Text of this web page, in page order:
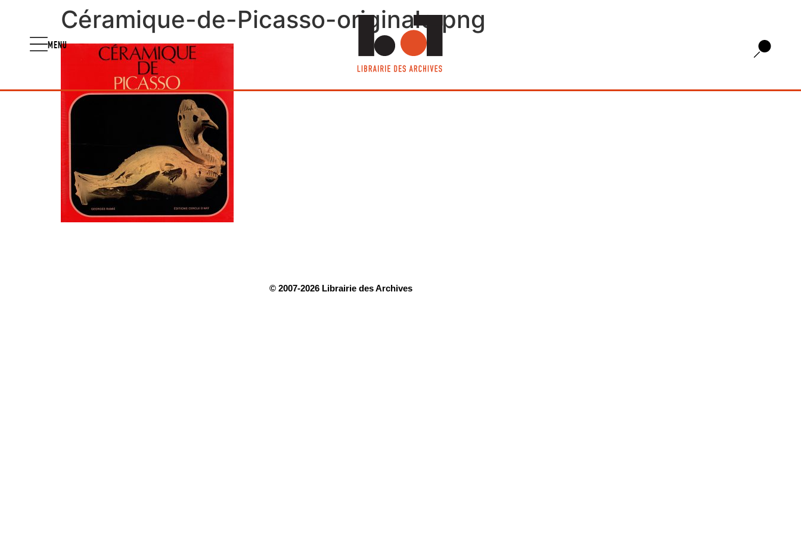
MENU
Céramique-de-Picasso-originale.png
© 2007-2026 Librairie des Archives